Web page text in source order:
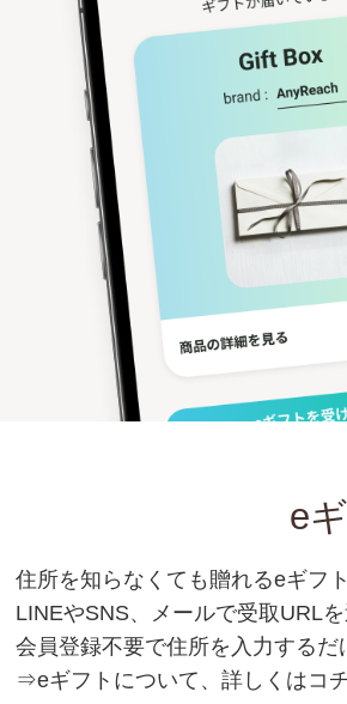
e
住所を知らなくても贈れるeギフ
LINEやSNS、メールで受取URL
会員登録不要で住所を入力するだ
⇒eギフトについて、詳しくはコ